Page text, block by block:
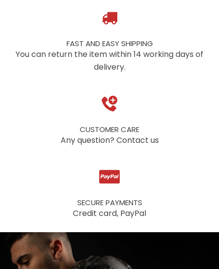
FAST AND EASY SHIPPING
You can return the item within 14 working days of
delivery.
CUSTOMER CARE
Any question? Contact us
SECURE PAYMENTS
Credit card, PayPal